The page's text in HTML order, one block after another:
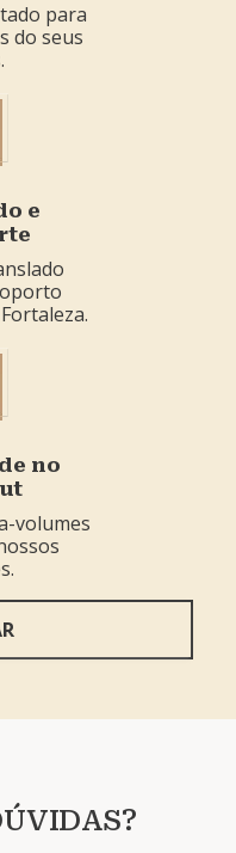
para
do seus
e
no
volumes